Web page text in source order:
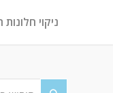
ניקוי חלונות